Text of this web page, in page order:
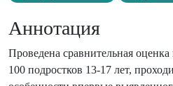
Аннотация
Проведена сравнительная
100 подростков 13-17 лет,